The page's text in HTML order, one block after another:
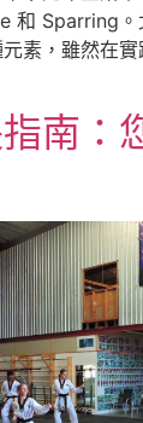
和 Sparring
素，雖然在
南：